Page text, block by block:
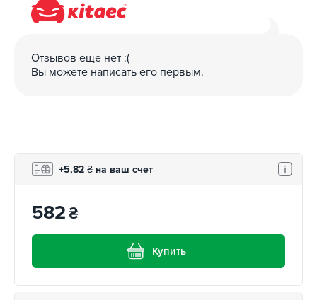
Отзывов еще нет :(
Вы можете написать его первым.
+5,82 ₴ на ваш счет
582₴
Купить